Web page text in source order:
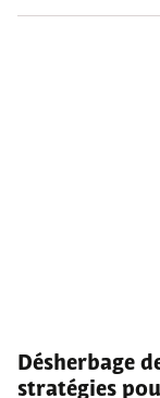
Désherbage
stratégies